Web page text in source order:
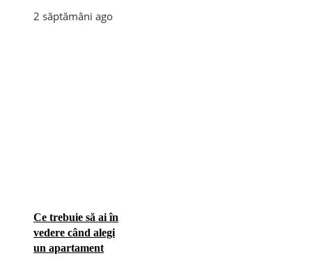
2 săptămâni ago
Ce trebuie să ai în
vedere când alegi
un apartament